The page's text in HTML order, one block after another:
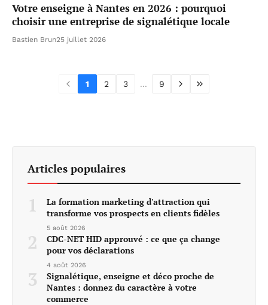
Votre enseigne à Nantes en 2026 : pourquoi
choisir une entreprise de signalétique locale
Bastien Brun25 juillet 2026
1 2 3 ... 9
Articles populaires
1
La formation marketing d'attraction qui
transforme vos prospects en clients fidèles
5 août 2026
2
CDC-NET HID approuvé : ce que ça change
pour vos déclarations
4 août 2026
3
Signalétique, enseigne et déco proche de
Nantes : donnez du caractère à votre
commerce